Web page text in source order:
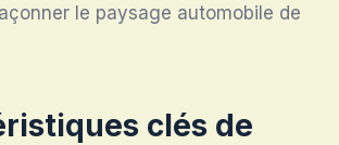
le paysage automobile de
clés de